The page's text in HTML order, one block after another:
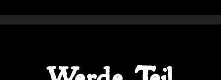
Werde Teil